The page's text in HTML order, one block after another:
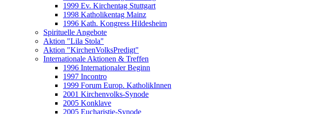
1999 Ev. Kirchentag Stuttgart
1998 Katholikentag Mainz
1996 Kath. Kongress Hildesheim
Spirituelle Angebote
Aktion "Lila Stola"
Aktion "KirchenVolksPredigt"
Internationale Aktionen & Treffen
1996 Internationaler Beginn
1997 Incontro
1999 Forum Europ. KatholikInnen
2001 Kirchenvolks-Synode
2005 Konklave
2005 Eucharistie-Synode